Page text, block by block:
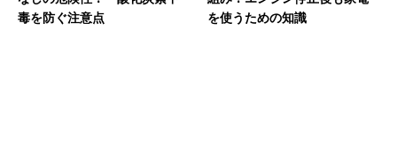
毒を防ぐ注意点
を使うための知識